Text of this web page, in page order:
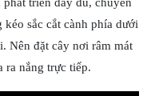
triển đầy đủ, chuyển
sắc cắt cành phía dưới
Nên đặt cây nơi râm mát
ra nắng trực tiếp.